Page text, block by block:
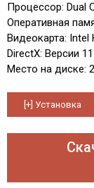
Процессор: Dual
Оперативная
Видеокарта: Intel
DirectX: Версии 11
Место на диске: